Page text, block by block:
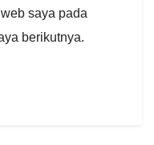
saya pada
berikutnya.